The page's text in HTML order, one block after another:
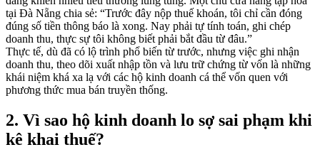
tại Đà Nẵng chia sẻ: “Trước đây nộp thuế khoán, tôi chỉ cần đóng
đúng số tiền thông báo là xong. Nay phải tự tính toán, ghi chép
doanh thu, thực sự tôi không biết phải bắt đầu từ đâu.”
Thực tế, dù đã có lộ trình phổ biến từ trước, nhưng việc ghi nhận
doanh thu, theo dõi xuất nhập tồn và lưu trữ chứng từ vốn là những
khái niệm khá xa lạ với các hộ kinh doanh cá thể vốn quen với
phương thức mua bán truyền thống.
2. Vì sao hộ kinh doanh lo sợ sai phạm khi
kê khai thuế?